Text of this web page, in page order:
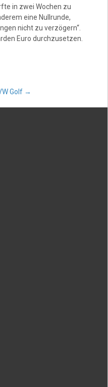
in zwei Wochen zu
eine Nullrunde,
nicht zu verzögern“.
Euro durchzusetzen.
Golf →